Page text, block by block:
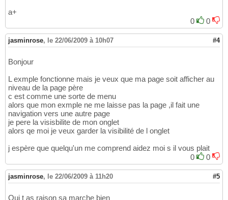
a+
0
0
jasminrose, le 22/06/2009 à 10h07 #4
Bonjour
L exmple fonctionne mais je veux que ma page soit afficher au
niveau de la page père
c est comme une sorte de menu
alors que mon exmple ne me laisse pas la page ,il fait une
navigation vers une autre page
je pere la visisbilite de mon onglet
alors qe moi je veux garder la visibilité de l onglet
j espère que quelqu'un me comprend aidez moi s il vous plait
0
0
jasminrose, le 22/06/2009 à 11h20 #5
Oui t as raison sa marche bien